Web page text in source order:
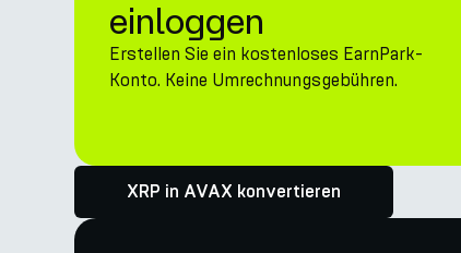
einloggen
Erstellen Sie ein kostenloses EarnPark-
Konto. Keine Umrechnungsgebühren.
XRP in AVAX konvertieren